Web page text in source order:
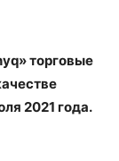
торговые
2021 года.